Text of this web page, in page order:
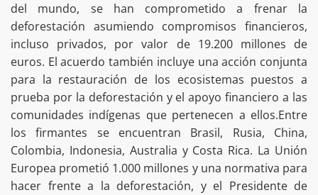
del mundo, se han comprometido a frenar la
deforestación asumiendo compromisos financieros,
incluso privados, por valor de 19.200 millones de
euros. El acuerdo también incluye una acción conjunta
para la restauración de los ecosistemas puestos a
prueba por la deforestación y el apoyo financiero a las
comunidades indígenas que pertenecen a ellos.Entre
los firmantes se encuentran Brasil, Rusia, China,
Colombia, Indonesia, Australia y Costa Rica. La Unión
Europea prometió 1.000 millones y una normativa para
hacer frente a la deforestación, y el Presidente de